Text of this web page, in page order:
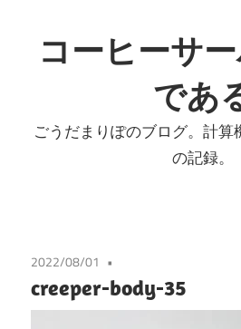
ン
テ
へ
コーヒーサ
であ
ごうだまりぽのブログ。計
の記録。
2022/08/01
creeper-body-35